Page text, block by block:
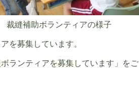
裁縫補助ボランティアの様子
を募集しています。
ランティアを募集しています」をご